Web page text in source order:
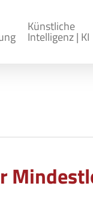
Künstliche
Intelligenz | KI